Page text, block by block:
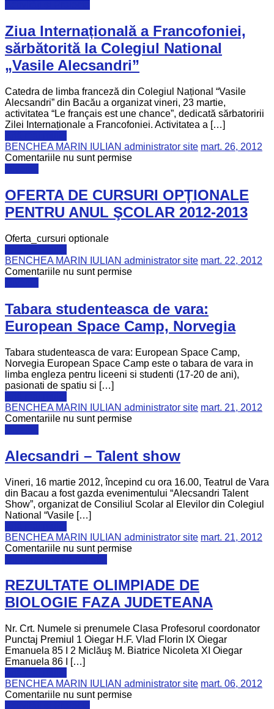
Ziua Internațională a Francofoniei,
sărbătorită la Colegiul National
„Vasile Alecsandri”
Catedra de limba franceză din Colegiul Național “Vasile
Alecsandri” din Bacău a organizat vineri, 23 martie,
activitatea “Le français est une chance”, dedicată sărbatoririi
Zilei Internaționale a Francofoniei. Activitatea a […]
BENCHEA MARIN IULIAN administrator site mart. 26, 2012
Comentariile nu sunt permise
OFERTA DE CURSURI OPŢIONALE
PENTRU ANUL ŞCOLAR 2012-2013
Oferta_cursuri optionale
BENCHEA MARIN IULIAN administrator site mart. 22, 2012
Comentariile nu sunt permise
Tabara studenteasca de vara:
European Space Camp, Norvegia
Tabara studenteasca de vara: European Space Camp,
Norvegia European Space Camp este o tabara de vara in
limba engleza pentru liceeni si studenti (17-20 de ani),
pasionati de spatiu si […]
BENCHEA MARIN IULIAN administrator site mart. 21, 2012
Comentariile nu sunt permise
Alecsandri – Talent show
Vineri, 16 martie 2012, începind cu ora 16.00, Teatrul de Vara
din Bacau a fost gazda evenimentului “Alecsandri Talent
Show”, organizat de Consiliul Scolar al Elevilor din Colegiul
National “Vasile […]
BENCHEA MARIN IULIAN administrator site mart. 21, 2012
Comentariile nu sunt permise
REZULTATE OLIMPIADE DE
BIOLOGIE FAZA JUDETEANA
Nr. Crt. Numele si prenumele Clasa Profesorul coordonator
Punctaj Premiul 1 Oiegar H.F. Vlad Florin IX Oiegar
Emanuela 85 I 2 Miclăuş M. Biatrice Nicoleta XI Oiegar
Emanuela 86 I […]
BENCHEA MARIN IULIAN administrator site mart. 06, 2012
Comentariile nu sunt permise